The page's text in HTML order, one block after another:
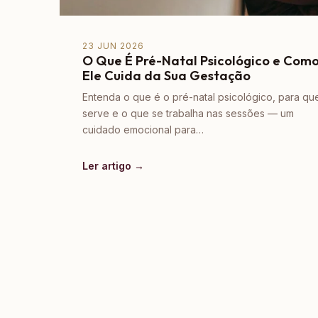
23 JUN 2026
O Que É Pré-Natal Psicológico e
Ele Cuida da Sua Gestação
Entenda o que é o pré-natal psicológico, para
serve e o que se trabalha nas sessões — um
cuidado emocional para…
Ler artigo →